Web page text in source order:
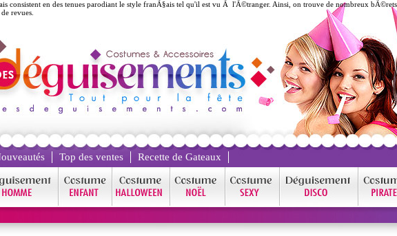
consistent en des tenues parodiant le style franÃ§ais tel qu'il est vu Ã l'Ã©tranger. Ainsi, on trouve de nombreux
revues.
Top des ventes Recette de Gateaux